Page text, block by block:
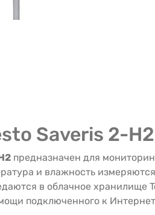
Saveris 2-
предназначен для
и влажность
в облачное
подключенного к